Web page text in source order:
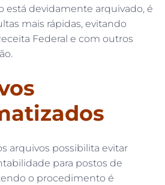
está devidamente arquivado, é
mais rápidas, evitando
Federal e com outros
arquivos possibilita evitar
para postos de
o procedimento é